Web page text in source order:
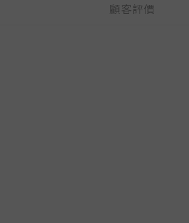
顧客評價